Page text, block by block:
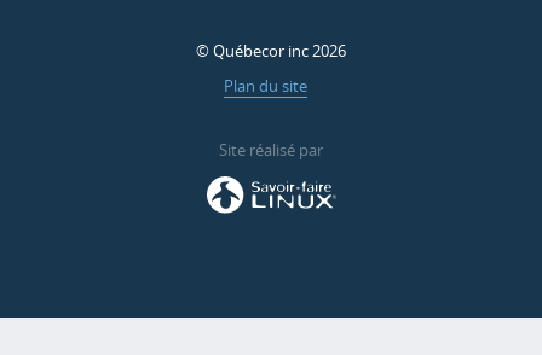
© Québecor inc 2026
Plan du site
Site réalisé par